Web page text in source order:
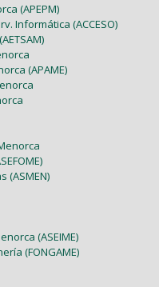
(APEPM)
Informática (ACCESO)
(APAME)
(ASMEN)
(ASEIME)
(FONGAME)